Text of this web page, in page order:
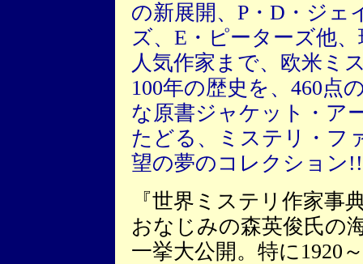
の新展開、P・D・ジェ
ズ、E・ピーターズ他
人気作家まで、欧米ミ
100年の歴史を、460点
な原書ジャケット・ア
たどる、ミステリ・フ
望の夢のコレクション!!
『世界ミステリ作家事
おなじみの森英俊氏の
一挙大公開。特に1920